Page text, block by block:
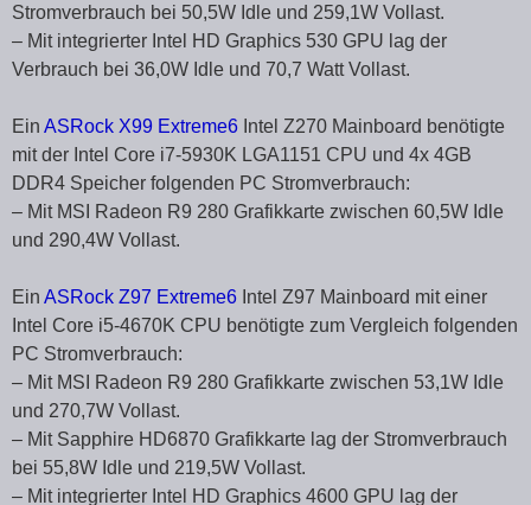
Stromverbrauch bei 50,5W Idle und 259,1W Vollast.
– Mit integrierter Intel HD Graphics 530 GPU lag der
Verbrauch bei 36,0W Idle und 70,7 Watt Vollast.
Ein ASRock X99 Extreme6 Intel Z270 Mainboard benötigte
mit der Intel Core i7-5930K LGA1151 CPU und 4x 4GB
DDR4 Speicher folgenden PC Stromverbrauch:
– Mit MSI Radeon R9 280 Grafikkarte zwischen 60,5W Idle
und 290,4W Vollast.
Ein ASRock Z97 Extreme6 Intel Z97 Mainboard mit einer
Intel Core i5-4670K CPU benötigte zum Vergleich folgenden
PC Stromverbrauch:
– Mit MSI Radeon R9 280 Grafikkarte zwischen 53,1W Idle
und 270,7W Vollast.
– Mit Sapphire HD6870 Grafikkarte lag der Stromverbrauch
bei 55,8W Idle und 219,5W Vollast.
– Mit integrierter Intel HD Graphics 4600 GPU lag der